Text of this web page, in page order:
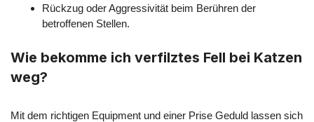
Rückzug oder Aggressivität beim Berühren der
betroffenen Stellen.
Wie bekomme ich verfilztes Fell bei Katzen
weg?
Mit dem richtigen Equipment und einer Prise Geduld lassen sich